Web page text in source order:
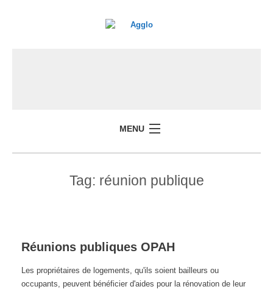
MENU
Tag: réunion publique
Réunions publiques OPAH
Les propriétaires de logements, qu'ils soient bailleurs ou
occupants, peuvent bénéficier d'aides pour la rénovation de leur